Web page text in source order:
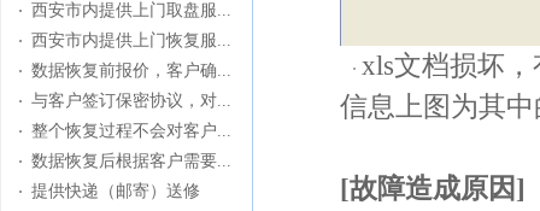
西安市内提供上门取盘服...
西安市内提供上门恢复服...
数据恢复前报价，客户确...
与客户签订保密协议，对...
整个恢复过程不会对客户...
数据恢复后根据客户需要...
提供快递（邮寄）送修
xls文档损坏
信息上图为其
[故障造成原因]